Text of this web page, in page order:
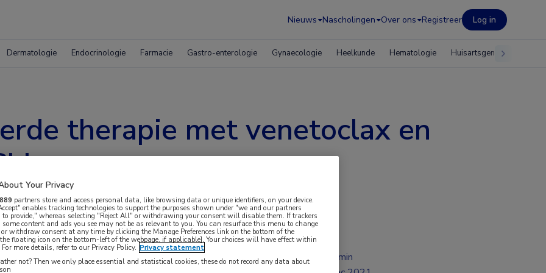
Nieuws Nascholingen Over ons Registreer Log in
Dermatologie Endocrinologie Farmacie Gastro-enterologie Gynaecologie Heelkunde Hematologie Huisartsgeneeskunde
therapie met venetoclax en
behandeling met venetoclax en
2 min
Your Privacy
889 partners store and access personal data, like browsing data or unique identifiers, on your device.
enables tracking technologies to support the purposes shown under "we and our partners
to provide," whereas selecting "Reject All" or withdrawing your consent will disable them. If trackers
some content and ads you see may not be as relevant to you. You can resurface this menu to change
or withdraw consent at any time by clicking the Manage Preferences link on the bottom of the
floating icon on the bottom-left of the webpage, if applicable]. Your choices will have effect within
more details, refer to our Privacy Policy. Privacy statement
not? Then we only place essential and statistical cookies, these do not record any data about